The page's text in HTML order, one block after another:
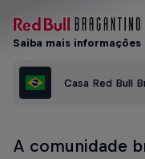
Saiba mais informações
Casa Red Bull
A comunidade